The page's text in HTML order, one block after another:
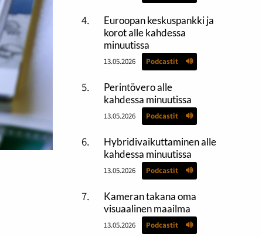
Euroopan keskuspankki ja
korot alle kahdessa
minuutissa
13.05.2026 Podcastit
Perintövero alle
kahdessa minuutissa
13.05.2026 Podcastit
Hybridivaikuttaminen alle
kahdessa minuutissa
13.05.2026 Podcastit
Kameran takana oma
visuaalinen maailma
13.05.2026 Podcastit